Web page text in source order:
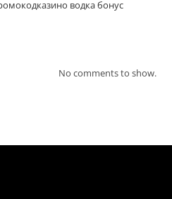
водка бонус
No comments to show.